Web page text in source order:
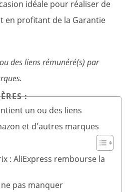
idéale pour réaliser de
en profitant de la Garantie
des liens rémunéré(s) par
:
un ou des liens
et d'autres marques
: AliExpress rembourse la
pas manquer